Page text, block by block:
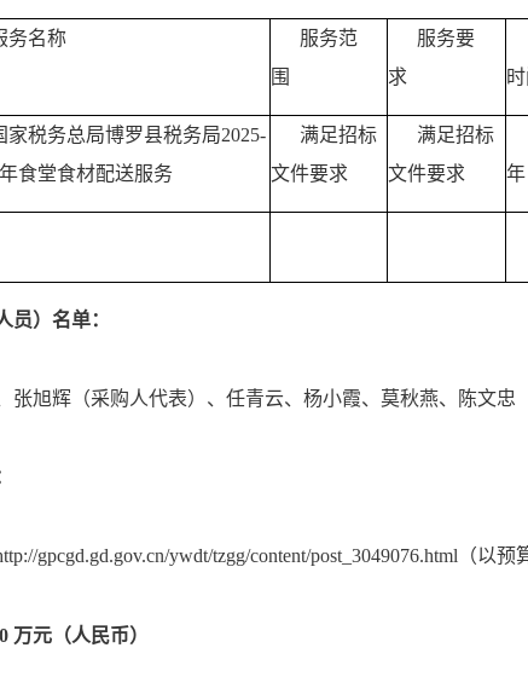
名称
服务范
围
服务要
求
税务总局博罗县税务局2025-
年食堂食材配送服务
满足招标
文件要求
满足招标
文件要求
员）名单：
张旭辉（采购人代表）、任青云、杨小霞、莫秋燕、陈文忠
gpcgd.gd.gov.cn/ywdt/tzgg/content/post_3049076.html（以预
万元（人民币）